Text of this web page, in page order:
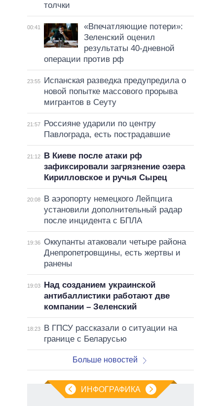
толчки
00:41
«Впечатляющие потери»:
Зеленский оценил
результаты 40-дневной
операции против рф
23:55
Испанская разведка предупредила о
новой попытке массового прорыва
мигрантов в Сеуту
21:57
Россияне ударили по центру
Павлограда, есть пострадавшие
21:12
В Киеве после атаки рф
зафиксировали загрязнение озера
Кирилловское и ручья Сырец
20:08
В аэропорту немецкого Лейпцига
установили дополнительный радар
после инцидента с БПЛА
19:36 Оккупанты атаковали четыре района
Днепропетровщины, есть жертвы и
ранены
19:03
Над созданием украинской
антибаллистики работают две
компании – Зеленский
18:23
В ГПСУ рассказали о ситуации на
границе с Беларусью
Больше новостей
ИНФОГРАФИКА